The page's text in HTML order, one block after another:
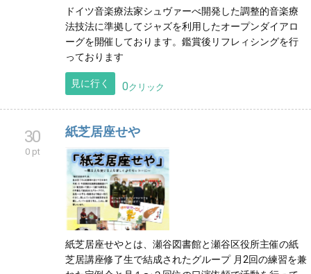
ドイツ音楽療法家シュヴァーべ開発した調整的音楽療
法技法に準拠してジャズを利用したオープンダイアロ
ーグを開催しております。鑑賞後リフレィシングを行
っております
見に行く 0クリック
30
0 pt
紙芝居座せや
紙芝居座せやとは、瀬谷図書館と瀬谷区役所主催の紙
芝居講座修了生で結成されたグループ 月2回の練習を兼